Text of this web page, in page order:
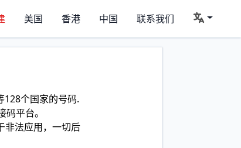
美国 香港 中国 联系我们
128个国家的号码.
平台。
非法应用，一切后